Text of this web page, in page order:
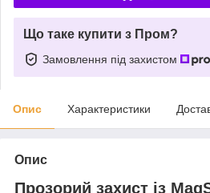
Що таке купити з Пром?
Замовлення під захистом
Опис Характеристики
Опис
Прозорий захист із